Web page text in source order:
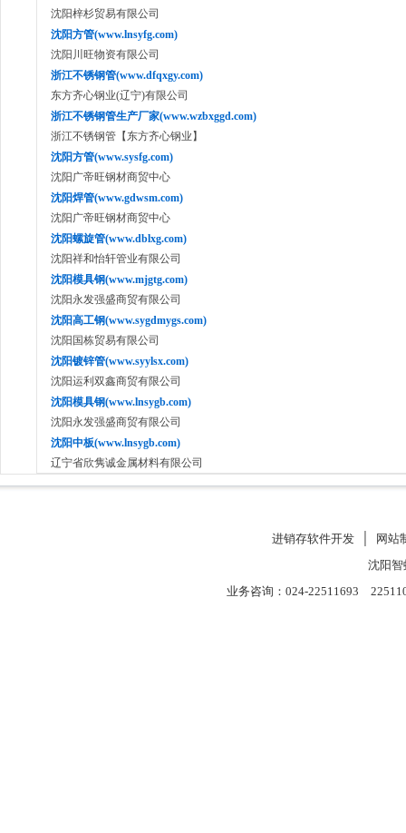
沈阳梓杉贸易有限公司
沈阳方管(www.lnsyfg.com)
沈阳川旺物资有限公司
浙江不锈钢管(www.dfqxgy.com)
东方齐心钢业(辽宁)有限公司
浙江不锈钢管生产厂家(www.wzbxggd.com)
浙江不锈钢管【东方齐心钢业】
沈阳方管(www.sysfg.com)
沈阳广帝旺钢材商贸中心
沈阳焊管(www.gdwsm.com)
沈阳广帝旺钢材商贸中心
沈阳螺旋管(www.dblxg.com)
沈阳祥和怡轩管业有限公司
沈阳模具钢(www.mjgtg.com)
沈阳永发强盛商贸有限公司
沈阳高工钢(www.sygdmygs.com)
沈阳国栋贸易有限公司
沈阳镀锌管(www.syylsx.com)
沈阳运利双鑫商贸有限公司
沈阳模具钢(www.lnsygb.com)
沈阳永发强盛商贸有限公司
沈阳中板(www.lnsygb.com)
辽宁省欣隽诚金属材料有限公司
进销存软件开发│
网站
沈阳
业务咨询：024-22511693